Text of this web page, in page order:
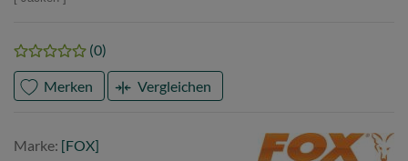
(0)
Merken Vergleichen
Marke: [FOX]
FOX